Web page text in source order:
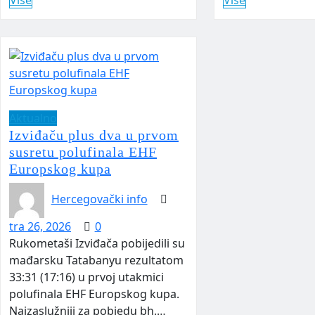
Izviđaču plus dva u prvom
susretu polufinala EHF
Europskog kupa
Hercegovački info
tra 26, 2026
0
Rukometaši Izviđača pobijedili su
mađarsku Tatabanyu rezultatom
33:31 (17:16) u prvoj utakmici
polufinala EHF Europskog kupa.
Najzaslužniji za pobjedu bh.…